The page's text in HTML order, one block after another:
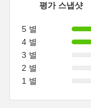
평가 스냅샷
5 별
4 별
3 별
2 별
1 별